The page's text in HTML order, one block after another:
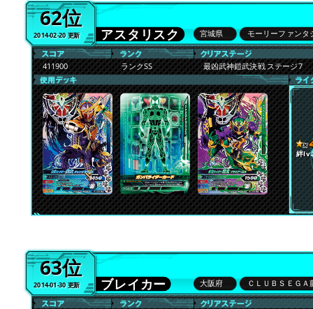
62位
2014-02-20 更新 アスタリスク 宮城県 モーリーファンタ
411900 ランクSS 最凶武神鎧武決戦 ステージ7
絆
63位
2014-01-30 更新 ブレイカー 大阪府 ＣＬＵＢＳＥＧＡ